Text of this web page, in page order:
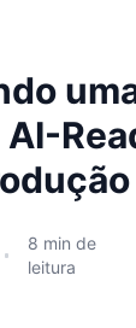
8 min de
leitura